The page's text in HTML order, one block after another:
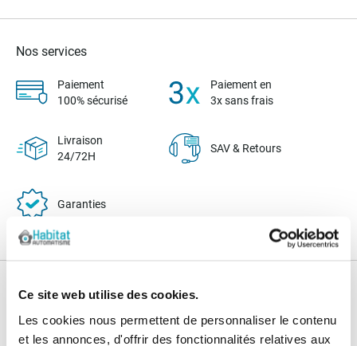
Ce site web utilise des cookies.
Les cookies nous permettent de personnaliser le contenu
et les annonces, d'offrir des fonctionnalités relatives aux
Nos services
Paiement
100% sécurisé
Paiement en
3x sans frais
Livraison
24/72H
SAV & Retours
Garanties
Nos conseils
Blog FAQ